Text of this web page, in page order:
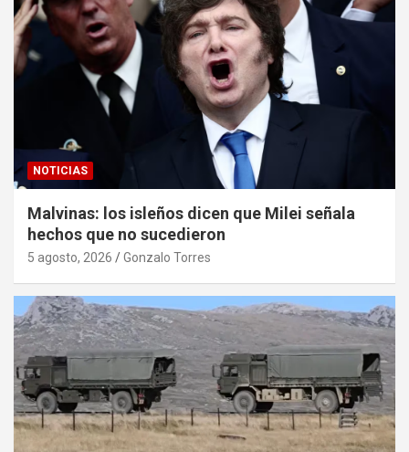
NOTICIAS
Malvinas: los isleños dicen que Milei señala
hechos que no sucedieron
5 agosto, 2026 Gonzalo Torres